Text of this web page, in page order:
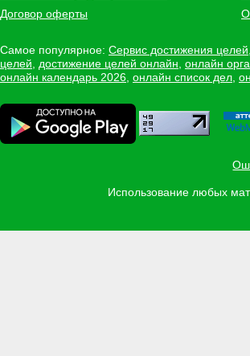
Договор оферты
Самое популярное: Сервис достижения целей
целей
достижение целей онлайн онлайн
онлайн календарь 2026 онлайн список дел
Использование любых